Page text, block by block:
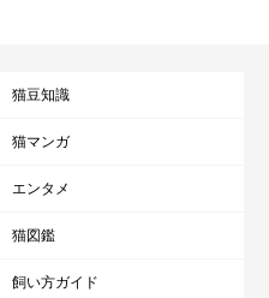
猫豆知識
猫マンガ
エンタメ
猫図鑑
飼い方ガイド